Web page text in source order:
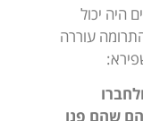
היה יכול
עוררה
שהם פנו